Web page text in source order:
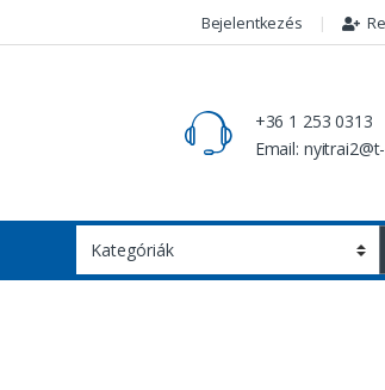
Bejelentkezés
+36 1 253 0313
Email: